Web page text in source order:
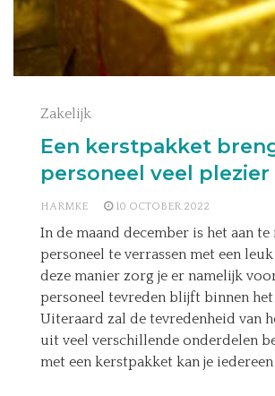
Zakelijk
Een kerstpakket
personeel veel plezier
HARMKE 10 OCTOBER 2022
In de maand december is het aan
personeel te verrassen met een leuk
deze manier zorg je er namelijk
personeel tevreden blijft binnen
Uiteraard zal de tevredenheid van
uit veel verschillende onderdelen
met een kerstpakket kan je